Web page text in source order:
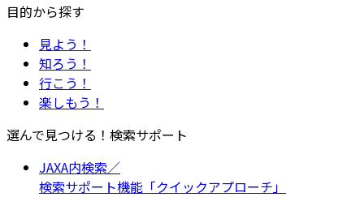
目的から探す
見よう！
知ろう！
行こう！
楽しもう！
選んで見つける！検索サポート
JAXA内検索／
検索サポート機能「クイックアプローチ」